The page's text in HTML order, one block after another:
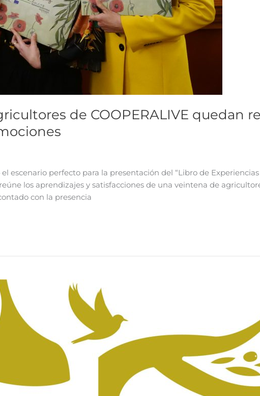
de COOPERALIVE quedan
escenario perfecto para la presentación del “Libro de
los aprendizajes y satisfacciones de una veintena de
con la presencia